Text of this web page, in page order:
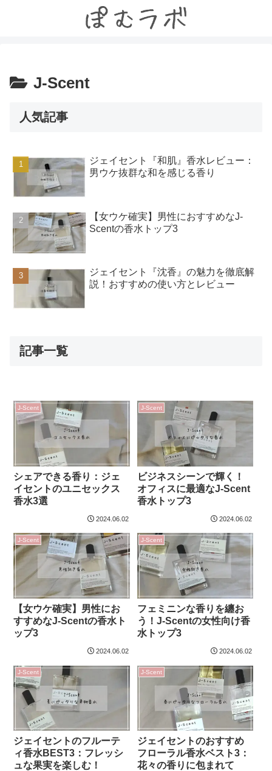
J-Scent
人気記事
ジェイセント『和肌』香水レビュー：
男ウケ抜群な和を感じる香り
【女ウケ確実】男性におすすめなJ-
Scentの香水トップ3
ジェイセント『沈香』の魅力を徹底解
説！おすすめの使い方とレビュー
記事一覧
J-Scent
シェアできる香り：ジェ
イセントのユニセックス
香水3選
2024.06.02
J-Scent
ビジネスシーンで輝く！
オフィスに最適なJ-Scent
香水トップ3
2024.06.02
J-Scent
【女ウケ確実】男性にお
すすめなJ-Scentの香水ト
ップ3
2024.06.02
J-Scent
フェミニンな香りを纏お
う！J-Scentの女性向け香
水トップ3
2024.06.02
J-Scent
ジェイセントのフルーテ
ィ香水BEST3：フレッシ
ュな果実を楽しむ！
J-Scent
ジェイセントのおすすめ
フローラル香水ベスト3：
花々の香りに包まれて